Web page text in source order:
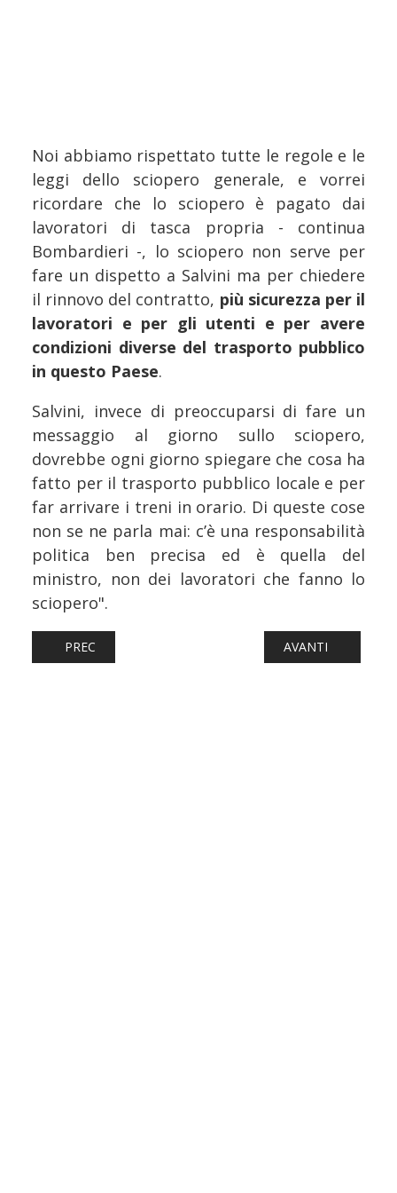
Noi abbiamo rispettato tutte le regole e le
leggi dello sciopero generale, e vorrei
ricordare che lo sciopero è pagato dai
lavoratori di tasca propria - continua
Bombardieri -, lo sciopero non serve per
fare un dispetto a Salvini ma per chiedere
il rinnovo del contratto, più sicurezza per il
lavoratori e per gli utenti e per avere
condizioni diverse del trasporto pubblico
in questo Paese.
Salvini, invece di preoccuparsi di fare un
messaggio al giorno sullo sciopero,
dovrebbe ogni giorno spiegare che cosa ha
fatto per il trasporto pubblico locale e per
far arrivare i treni in orario. Di queste cose
non se ne parla mai: c’è una responsabilità
politica ben precisa ed è quella del
ministro, non dei lavoratori che fanno lo
sciopero".
ARTICOLO PRECEDENTE: TRASPORTI: NUOVO
PREC ARTICOLO
AVANTI